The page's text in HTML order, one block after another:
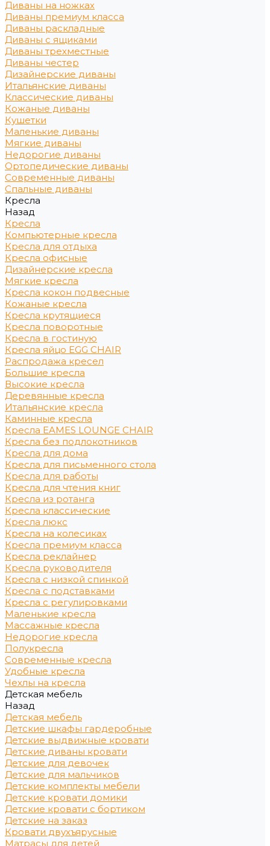
Диваны на ножках
Диваны премиум класса
Диваны раскладные
Диваны с ящиками
Диваны трехместные
Диваны честер
Дизайнерские диваны
Итальянские диваны
Классические диваны
Кожаные диваны
Кушетки
Маленькие диваны
Мягкие диваны
Недорогие диваны
Ортопедические диваны
Современные диваны
Спальные диваны
Кресла
Назад
Кресла
Компьютерные кресла
Кресла для отдыха
Кресла офисные
Дизайнерские кресла
Мягкие кресла
Кресла кокон подвесные
Кожаные кресла
Кресла крутящиеся
Кресла поворотные
Кресла в гостиную
Кресла яйцо EGG CHAIR
Распродажа кресел
Большие кресла
Высокие кресла
Деревянные кресла
Итальянские кресла
Каминные кресла
Кресла EAMES LOUNGE CHAIR
Кресла без подлокотников
Кресла для дома
Кресла для письменного стола
Кресла для работы
Кресла для чтения книг
Кресла из ротанга
Кресла классические
Кресла люкс
Кресла на колесиках
Кресла премиум класса
Кресла реклайнер
Кресла руководителя
Кресла с низкой спинкой
Кресла с подставками
Кресла с регулировками
Маленькие кресла
Массажные кресла
Недорогие кресла
Полукресла
Современные кресла
Удобные кресла
Чехлы на кресла
Детская мебель
Назад
Детская мебель
Детские шкафы гардеробные
Детские выдвижные кровати
Детские диваны кровати
Детские для девочек
Детские для мальчиков
Детские комплекты мебели
Детские кровати домики
Детские кровати с бортиком
Детские на заказ
Кровати двухъярусные
Матрасы для детей